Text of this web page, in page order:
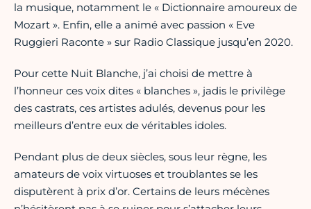
la musique, notamment le « Dictionnaire amoureux de
Mozart ». Enfin, elle a animé avec passion « Eve
Ruggieri Raconte » sur Radio Classique jusqu’en 2020.
Pour cette Nuit Blanche, j’ai choisi de mettre à
l’honneur ces voix dites « blanches », jadis le privilège
des castrats, ces artistes adulés, devenus pour les
meilleurs d’entre eux de véritables idoles.
Pendant plus de deux siècles, sous leur règne, les
amateurs de voix virtuoses et troublantes se les
disputèrent à prix d’or. Certains de leurs mécènes